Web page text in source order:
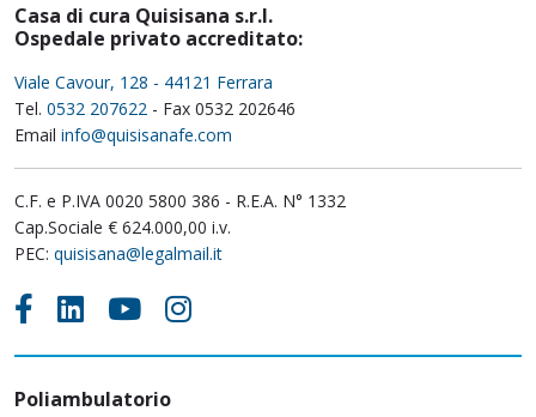
Casa di cura Quisisana s.r.l.
Ospedale privato accreditato:
Viale Cavour, 128 - 44121 Ferrara
Tel. 0532 207622 - Fax 0532 202646
Email info@quisisanafe.com
C.F. e P.IVA 0020 5800 386 - R.E.A. N° 1332
Cap.Sociale € 624.000,00 i.v.
PEC: quisisana@legalmail.it
Poliambulatorio